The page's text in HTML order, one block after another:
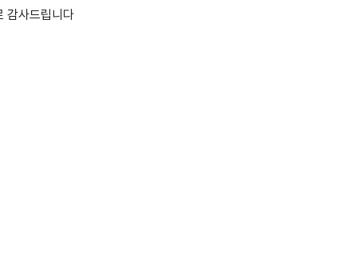
감사드립니다